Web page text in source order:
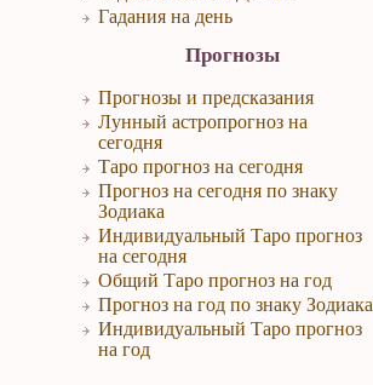
Гадания на день
Прогнозы
Прогнозы и предсказания
Лунный астропрогноз на
сегодня
Таро прогноз на сегодня
Прогноз на сегодня по знаку
Зодиака
Индивидуальный Таро прогноз
на сегодня
Общий Таро прогноз на год
Прогноз на год по знаку Зодиака
Индивидуальный Таро прогноз
на год